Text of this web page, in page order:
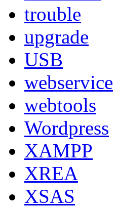
trouble
upgrade
USB
webservice
webtools
Wordpress
XAMPP
XREA
XSAS